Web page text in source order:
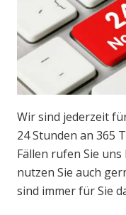
Wir sind jederzeit
24 Stunden an 365
Fällen rufen Sie
nutzen Sie auch
sind immer für Sie